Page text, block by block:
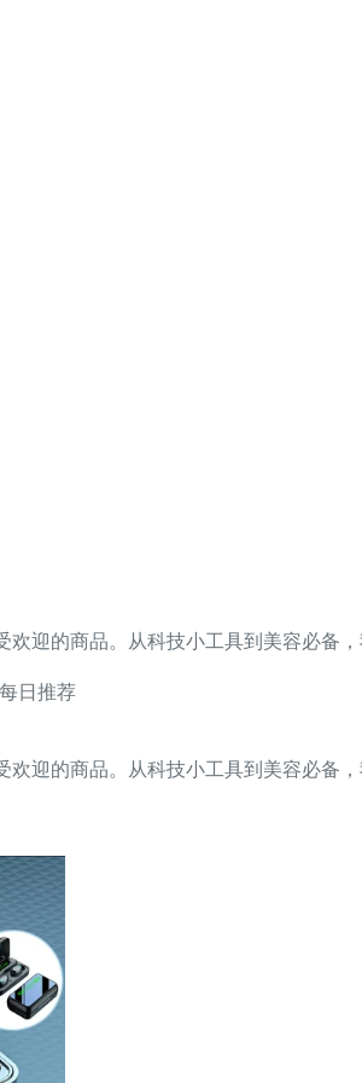
迎的商品。从科技小工具到美容必备，
每日推荐
迎的商品。从科技小工具到美容必备，